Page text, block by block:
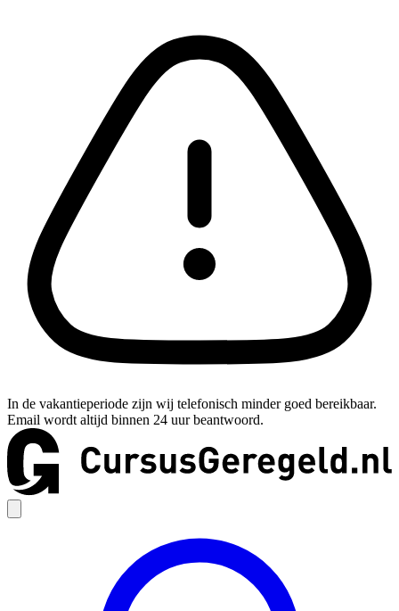
In de vakantieperiode zijn wij telefonisch minder goed bereikbaar.
Email wordt altijd binnen 24 uur beantwoord.